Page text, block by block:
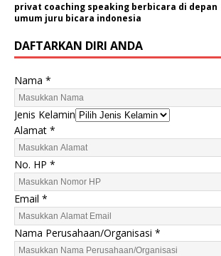
privat coaching speaking berbicara di depan
umum juru bicara indonesia
DAFTARKAN DIRI ANDA
Nama *
Jenis Kelamin
Alamat *
No. HP *
Email *
J
e
Nama Perusahaan/Organisasi *